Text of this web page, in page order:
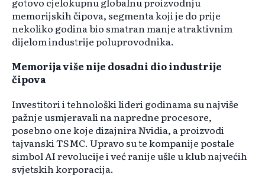
memorijskih čipova, segmenta koji je do prije
nekoliko godina bio smatran manje atraktivnim
dijelom industrije poluprovodnika.
Memorija više nije dosadni dio industrije
čipova
Investitori i tehnološki lideri godinama su najviše
pažnje usmjeravali na napredne procesore,
posebno one koje dizajnira Nvidia, a proizvodi
tajvanski TSMC. Upravo su te kompanije postale
simbol AI revolucije i već ranije ušle u klub najvećih
svjetskih korporacija.